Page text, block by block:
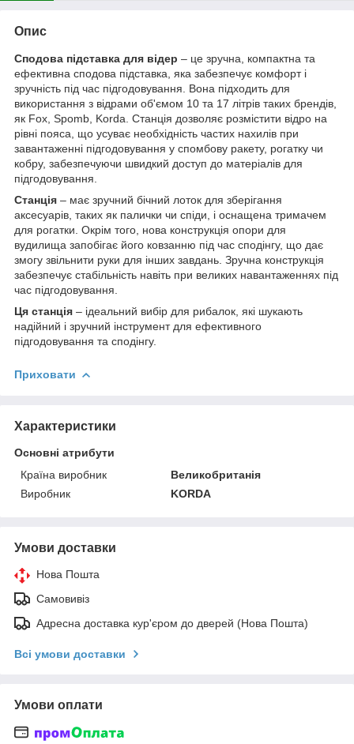
Опис
Сподова підставка для відер – це зручна, компактна та
ефективна сподова підставка, яка забезпечує комфорт і
зручність під час підгодовування. Вона підходить для
використання з відрами об'ємом 10 та 17 літрів таких брендів,
як Fox, Spomb, Korda. Станція дозволяє розмістити відро на
рівні пояса, що усуває необхідність частих нахилів при
завантаженні підгодовування у спомбову ракету, рогатку чи
кобру, забезпечуючи швидкий доступ до матеріалів для
підгодовування.
Станція – має зручний бічний лоток для зберігання
аксесуарів, таких як палички чи спіди, і оснащена тримачем
для рогатки. Окрім того, нова конструкція опори для
вудилища запобігає його ковзанню під час сподінгу, що дає
змогу звільнити руки для інших завдань. Зручна конструкція
забезпечує стабільність навіть при великих навантаженнях під
час підгодовування.
Ця станція – ідеальний вибір для рибалок, які шукають
надійний і зручний інструмент для ефективного
підгодовування та сподінгу.
Приховати
Характеристики
Основні атрибути
Країна виробник
Великобританія
Виробник
KORDA
Умови доставки
Нова Пошта
Самовивіз
Адресна доставка кур'єром до дверей (Нова Пошта)
Всі умови доставки
Умови оплати